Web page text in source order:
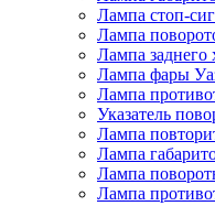
Лампа стоп-
Лампа
Лампа заднего
Лампа фары
Лампа
Указатель
Лампа
Лампа
Лампа
Лампа